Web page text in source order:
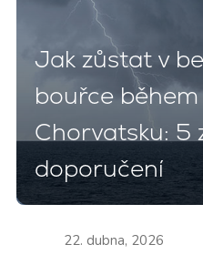
Jak zůstat v
bouřce
Chorvatsku: 5
doporučení
22. dubna, 2026